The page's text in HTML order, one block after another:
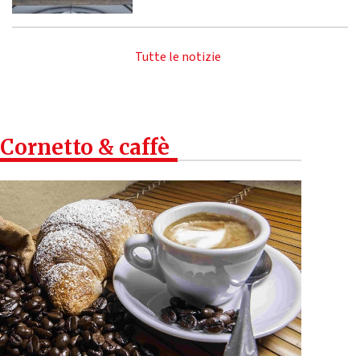
Tutte le notizie
Cornetto & caffè